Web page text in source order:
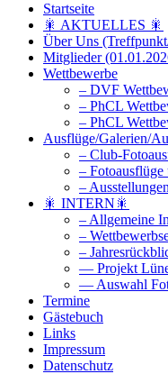
Startseite
🎇 AKTUELLES 🎇
Über Uns
Mitglieder
Wettbewerbe
– DVF
– PhCL
– PhCL
Ausflüge/Galerien/
– Club-
–
– Ausstellungen
🎇 INTERN🎇
– Allgemeine
–
–
— Projekt
— Auswahl
Termine
Gästebuch
Links
Impressum
Datenschutz